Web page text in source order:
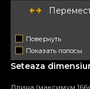
Повернуть
Показать полосы
Seteaza
Длина (максимум